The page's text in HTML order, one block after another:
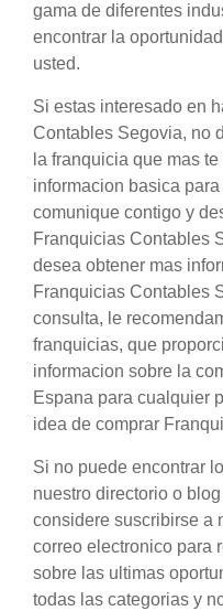
gama de diferentes
encontrar la
usted.
Si estas interesado en
Contables Segovia, no
la franquicia que mas
informacion basica
comunique contigo y
Franquicias Contables
desea obtener mas
Franquicias Contables
consulta, le
franquicias, que
informacion sobre la
Espana para cualquier
idea de comprar
Si no puede encontrar
nuestro directorio o
considere suscribirse a
correo electronico para
sobre las ultimas
todas las categorias y